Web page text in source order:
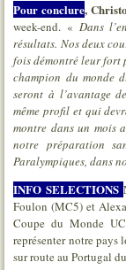
Pour conclure,
week-end. «Dans
résultats. Nos deux
fois démontré leur
champion du monde
seront à l’avantage
même profil et qui
montre dans un mois
notre préparation
Paralympiques, dans
INFO SELECTIONS
Foulon (MC5) et
Coupe du Monde
représenter notre pays
sur route au Portugal